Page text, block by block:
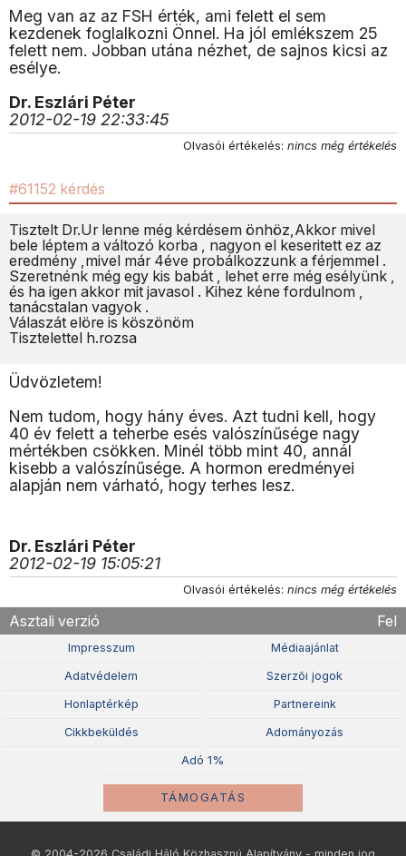
Meg van az az FSH érték, ami felett el sem
kezdenek foglalkozni Önnel. Ha jól emlékszem 25
felett nem. Jobban utána nézhet, de sajnos kicsi az
esélye.
Dr. Eszlári Péter
2012-02-19 22:33:45
Olvasói értékelés: nincs még értékelés
#61152 kérdés
Tisztelt Dr.Ur lenne még kérdésem önhöz,Akkor mivel
bele léptem a változó korba , nagyon el keseritett ez az
eredmény ,mivel már 4éve probálkozzunk a férjemmel .
Szeretnénk még egy kis babát , lehet erre még esélyünk ,
és ha igen akkor mit javasol . Kihez kéne fordulnom ,
tanácstalan vagyok .
Válaszát elöre is köszönöm
Tisztelettel h.rozsa
Üdvözletem!
Nem tudom, hogy hány éves. Azt tudni kell, hogy
40 év felett a teherbe esés valószínűsége nagy
mértékben csökken. Minél több mint 40, annál
kisebb a valószínűsége. A hormon eredményei
alapján nem várható, hogy terhes lesz.
Dr. Eszlári Péter
2012-02-19 15:05:21
Olvasói értékelés: nincs még értékelés
Asztali verzió Fel
Impresszum Médiaajánlat
Adatvédelem Szerzõi jogok
Honlaptérkép Partnereink
Cikkbeküldés Adományozás
Adó 1%
TÁMOGATÁS